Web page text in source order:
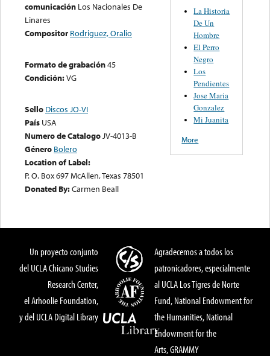
comunicación Los Nacionales De
Linares
Compositor Rodriguez, Oralio
Formato de grabación45
Condición:VG
Sello Discos JO-VI
País USA
Numero de CatalogoJV-4013-B
Género Bolero
Location of Label:
P. O. Box 697 McAllen, Texas 78501
Donated By:Carmen Beall
La Historia
De Un
Hombre
El Perro
Negro
Los
Pendientes
Jose Maria
Gonzalez
Mi Juanita
More
Un proyecto conjunto
del UCLA Chicano Studies
Research Center,
el Arhoolie Foundation,
y del UCLA Digital Library
Agradecemos a todos los
patronicadores, especialmente
al UCLA Los Tigres de Norte
Fund, National Endowment for
the Humanities, National
Endowment for the
Arts, GRAMMY